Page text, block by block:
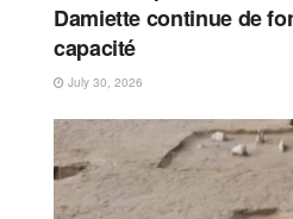
Damiette continue de
capacité
July 30, 2026